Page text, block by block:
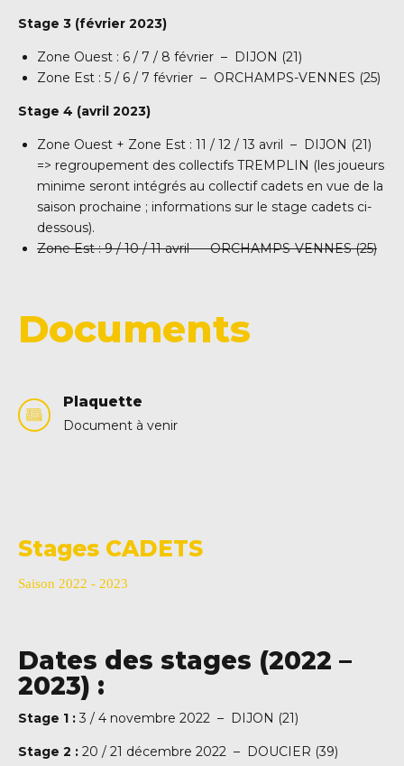
Stage 3 (février 2023)
Zone Ouest : 6 / 7 / 8 février – DIJON (21)
Zone Est : 5 / 6 / 7 février – ORCHAMPS-VENNES (25)
Stage 4 (avril 2023)
Zone Ouest + Zone Est : 11 / 12 / 13 avril – DIJON (21)
=> regroupement des collectifs TREMPLIN (les joueurs
minime seront intégrés au collectif cadets en vue de la
saison prochaine ; informations sur le stage cadets ci-
dessous).
Zone Est : 9 / 10 / 11 avril – ORCHAMPS-VENNES (25)
Documents
Plaquette
Document à venir
Stages CADETS
Saison 2022 - 2023
Dates des stages (2022 –
2023) :
Stage 1 :3 / 4 novembre 2022 – DIJON (21)
Stage 2 : 20 / 21 décembre 2022 – DOUCIER (39)